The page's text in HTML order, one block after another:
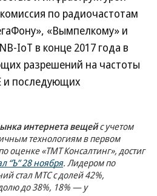
по радиочастотам
«Вымпелкому» и
IoT в конце 2017 года в
разрешений на частоты
и последующих
интернета вещейс учетом
технологиям в первом
оценке «ТМТ Консалтинг», достиг
“Ъ” 28 ноября. Лидером по
стал МТС с долей 42%,
до 38%, 18% — у